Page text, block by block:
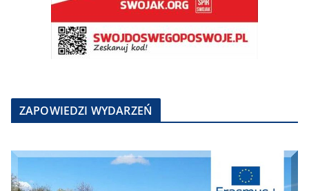
ZAPOWIEDZI WYDARZEŃ